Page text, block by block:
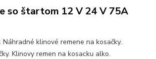
so štartom 12 V 24 V 75A
klinové remene na kosačky.
Klinovy remen na kosacku alko.